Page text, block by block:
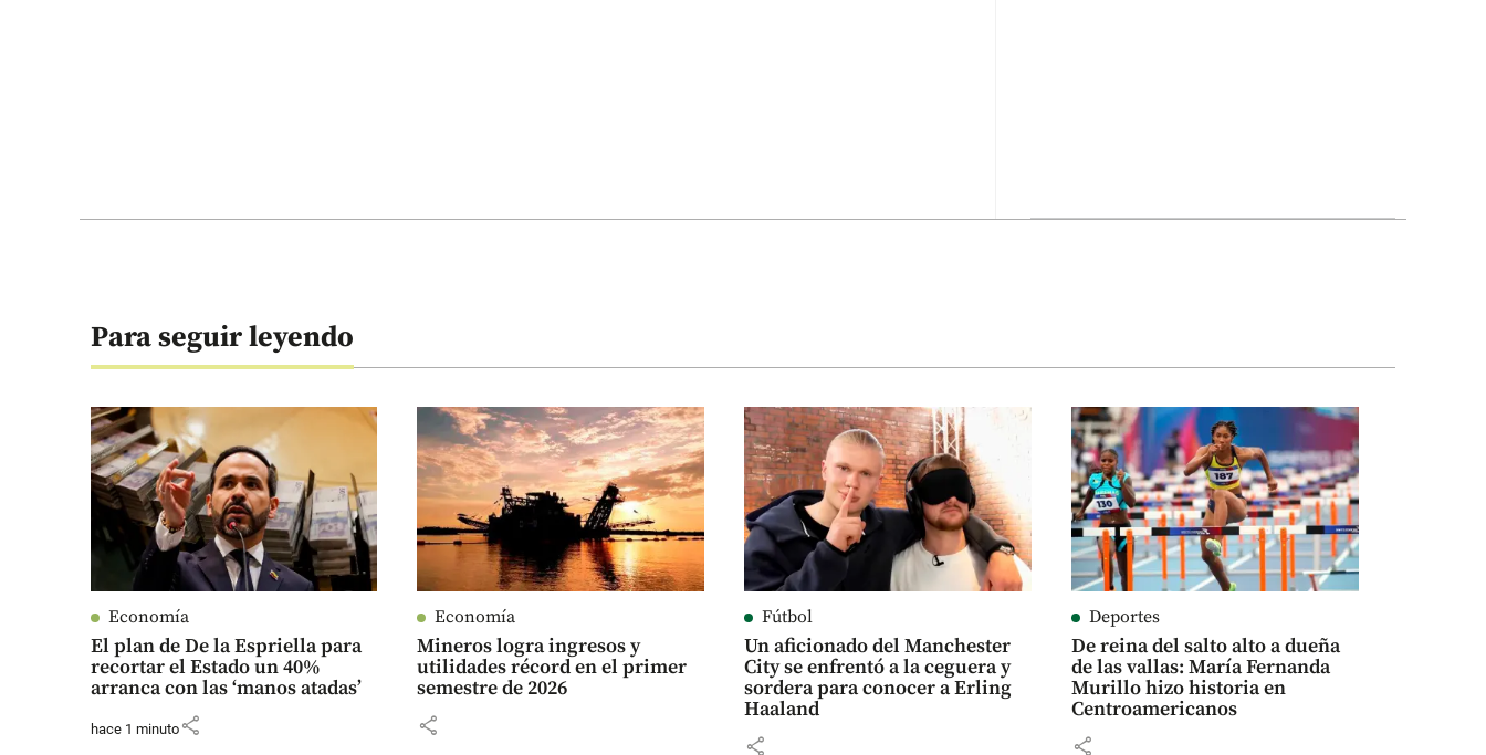
Para seguir leyendo
Economía
El plan de De la Espriella para
recortar el Estado un 40%
arranca con las ‘manos atadas’
hace 1 minutoshare
Economía
Mineros logra ingresos y
utilidades récord en el primer
semestre de 2026
share
Fútbol
Un aficionado del Manchester
City se enfrentó a la ceguera y
sordera para conocer a Erling
Haaland
share
Deportes
De reina del salto alto a dueña
de las vallas: María Fernanda
Murillo hizo historia en
Centroamericanos
share